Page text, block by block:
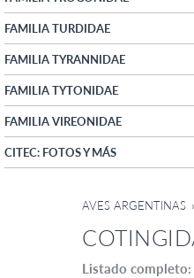
FAMILIA TURDIDAE
FAMILIA TYRANNIDAE
FAMILIA TYTONIDAE
FAMILIA VIREONIDAE
CITEC: FOTOS Y MÁS
AVES ARGENTINAS
Listado completo: